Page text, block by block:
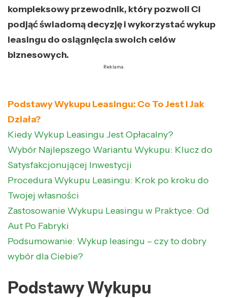
kompleksowy przewodnik, który pozwoli Ci
podjąć świadomą decyzję i wykorzystać wykup
leasingu do osiągnięcia swoich celów
biznesowych.
Reklama
Podstawy Wykupu Leasingu: Co To Jest i Jak
Działa?
Kiedy Wykup Leasingu Jest Opłacalny?
Wybór Najlepszego Wariantu Wykupu: Klucz do
Satysfakcjonującej Inwestycji
Procedura Wykupu Leasingu: Krok po kroku do
Twojej własności
Zastosowanie Wykupu Leasingu w Praktyce: Od
Aut Po Fabryki
Podsumowanie: Wykup leasingu – czy to dobry
wybór dla Ciebie?
Podstawy Wykupu